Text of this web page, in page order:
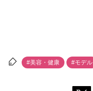
#美容・健康 #モデル